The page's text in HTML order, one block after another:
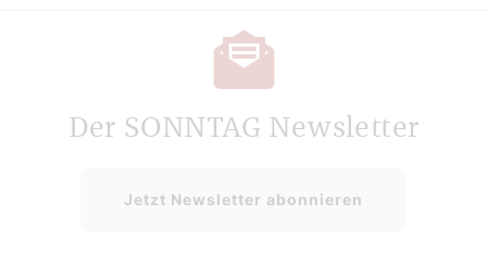
Der SONNTAG Newsletter
Jetzt Newsletter abonnieren